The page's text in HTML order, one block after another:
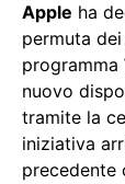
Apple ha
permuta
programma
nuovo
tramite la
iniziativa
precedente